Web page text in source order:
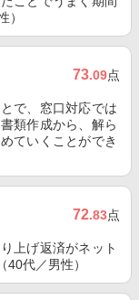
）
73.09点
で、窓口対応では
類作成から、解ら
ていくことができ
72.83点
上げ返済がネット
代／男性）